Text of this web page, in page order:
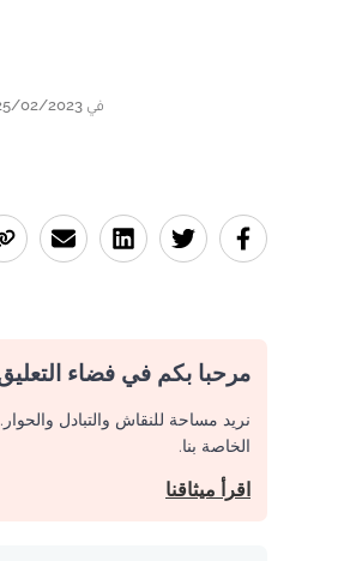
في 25/02/2023 على الساعة 14:00
مرحبا بكم في فضاء
نريد مساحة للنقاش والتبادل
الخاصة بنا.
اقرأ ميثاقنا